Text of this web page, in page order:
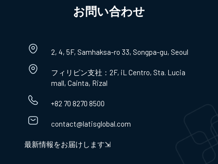
お問い合わせ​
2, 4, 5F, Samhaksa-ro 33, Songpa-gu, Seoul
フィリピン支社：2F, iL Centro, Sta. Lucia
mall, Cainta, Rizal
+82 70 8270 8500
contact@latisglobal.com
最新情報をお届けします⇲